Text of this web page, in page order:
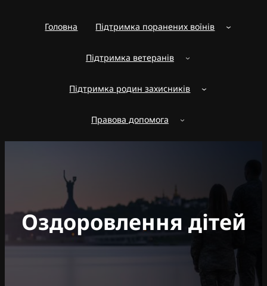
Головна Підтримка поранених воїнів
Підтримка ветеранів
Підтримка родин захисників
Правова допомога
Оздоровлення дітей